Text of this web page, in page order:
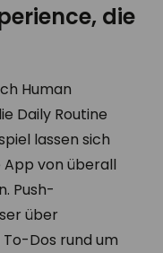
die
Human
Daily Routine
lassen sich
von überall
Push-
über
Dos rund um